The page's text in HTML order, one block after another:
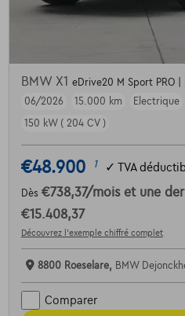
BMW X1 eDrive20 M Sport PRO |
06/2026
15.000 km Electrique
150 kW ( 204 CV )
€48.900 1 ✓ TVA
Dès €738,37/mois et une
€15.408,37
Découvrez l’exemple chiffré complet
8800 Roeselare, BMW
Comparer